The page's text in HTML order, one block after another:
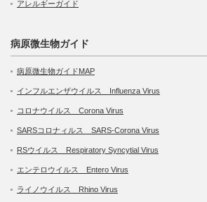
アレルギーガイド
病原微生物ガイド
病原微生物ガイドMAP
インフルエンザウイルス Influenza Virus
コロナウイルス Corona Virus
SARSコロナィルス SARS-Corona Virus
RSウイルス Respiratory Syncytial Virus
エンテロウイルス Entero Virus
ライノウイルス Rhino Virus